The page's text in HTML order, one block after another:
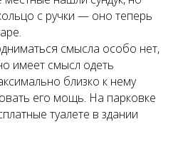
с ручки — оно теперь
смысла особо нет,
имеет смысл одеть
близко к нему
его мощь. На парковке
туалете в здании